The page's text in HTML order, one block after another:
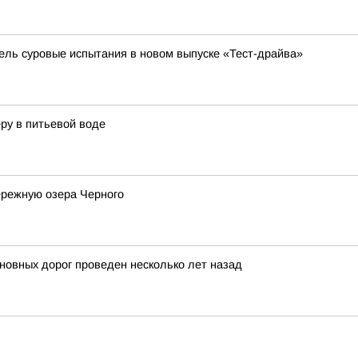
суровые испытания в новом выпуске «Тест-драйва»
в питьевой воде
озера Черного
дорог проведен несколько лет назад